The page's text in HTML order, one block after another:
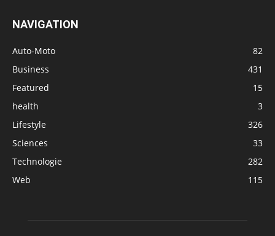
NAVIGATION
Auto-Moto
82
Business
431
Featured
15
health
3
Lifestyle
326
Sciences
33
Technologie
282
Web
115